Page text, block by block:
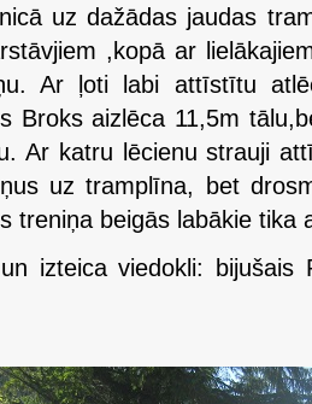
uz dažādas jaudas
,kopā ar
Ar ļoti labi attīstītu
Broks aizlēca 11,5m
Ar katru lēcienu strauji
uz tramplīna, bet
treniņa beigās labākie tika
izteica viedokli: bijušais